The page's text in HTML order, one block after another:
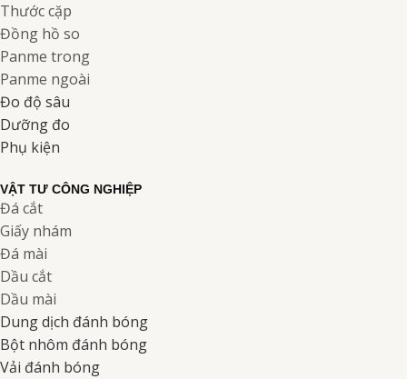
Thước cặp
Đồng hồ so
Panme trong
Panme ngoài
Đo độ sâu
Dưỡng đo
Phụ kiện
VẬT TƯ CÔNG NGHIỆP
Đá cắt
Giấy nhám
Đá mài
Dầu cắt
Dầu mài
Dung dịch đánh bóng
Bột nhôm đánh bóng
Vải đánh bóng